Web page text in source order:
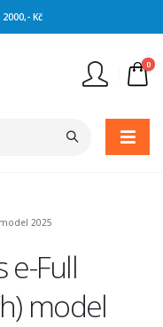
Kč
0
2025
e-Full
model